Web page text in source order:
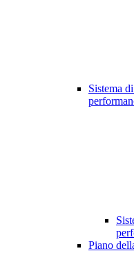
Sistema
Piano